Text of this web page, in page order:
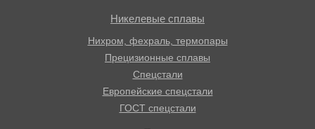
Никелевые сплавы
Нихром, фехраль, термопары
Прецизионные сплавы
Спецстали
Европейские спецстали
ГОСТ спецстали